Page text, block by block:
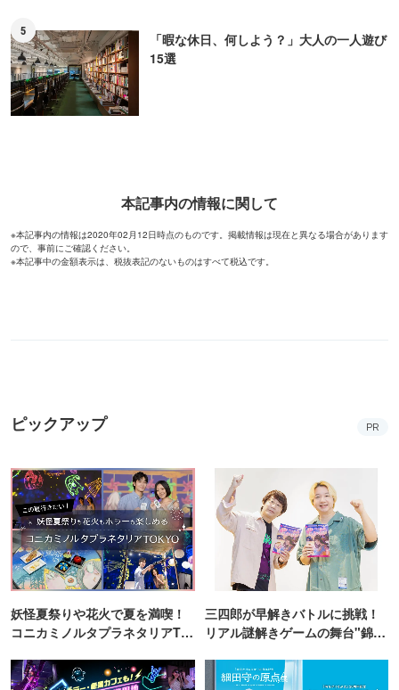
5
「暇な休日、何しよう？」大人の一人遊び
15選
本記事内の情報に関して
※本記事内の情報は2020年02月12日時点のものです。掲載情報は現在と異なる場合があります
ので、事前にご確認ください。
※本記事中の金額表示は、税抜表記のないものはすべて税込です。
ピックアップ PR
妖怪夏祭りや花火で夏を満喫！
コニカミノルタプラネタリアTO
三四郎が早解きバトルに挑戦！
リアル謎解きゲームの舞台"錦糸